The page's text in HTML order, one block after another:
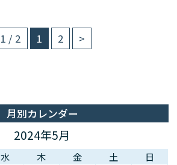
1 / 2 1 2 >
月別カレンダー
2024年5月
水 木 金 土 日